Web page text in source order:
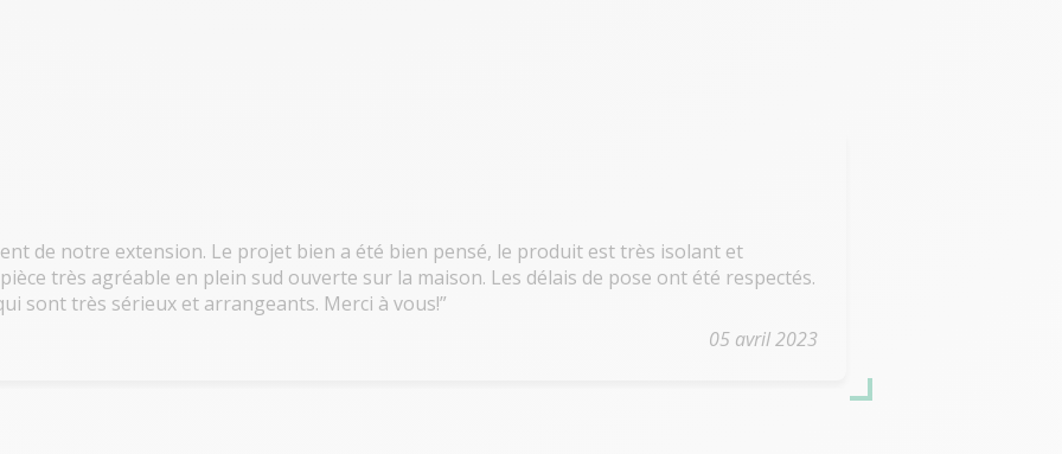
05 avril 2023
de notre extension. Le projet bien a été bien pensé, le produit est très isolant et
très agréable en plein sud ouverte sur la maison. Les délais de pose ont été respectés.
sont très sérieux et arrangeants. Merci à vous!